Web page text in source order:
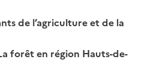
de l’agriculture et de la
forêt en région Hauts-de-